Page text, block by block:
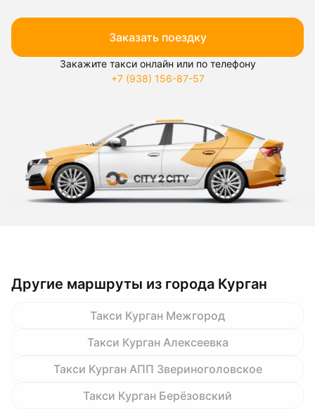
Заказать поездку
Закажите такси онлайн или по телефону
+7 (938) 156-87-57
Другие маршруты из города Курган
Такси Курган Межгород
Такси Курган Алексеевка
Такси Курган АПП Звериноголовское
Такси Курган Берёзовский